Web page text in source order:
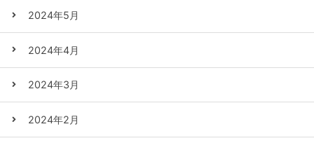
2024年5月
2024年4月
2024年3月
2024年2月